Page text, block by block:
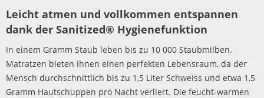
Leicht atmen und vollkommen entspannen
dank der Sanitized® Hygienefunktion
In einem Gramm Staub leben bis zu 10 000 Staubmilben.
Matratzen bieten ihnen einen perfekten Lebensraum, da der
Mensch durchschnittlich bis zu 1,5 Liter Schweiss und etwa 1,5
Gramm Hautschuppen pro Nacht verliert. Die feucht-warmen